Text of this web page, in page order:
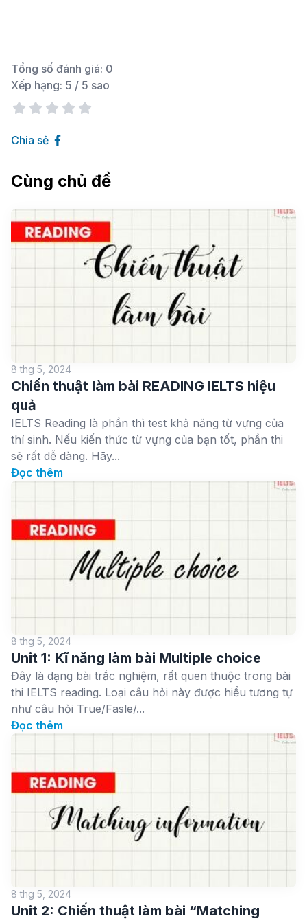
Tổng số đánh giá: 0
Xếp hạng: 5 / 5 sao
Chia sẻ
Cùng chủ đề
8 thg 5, 2024
Chiến thuật làm bài READING IELTS hiệu
quả
IELTS Reading là phần thì test khả năng từ vựng của
thí sinh. Nếu kiến thức từ vựng của bạn tốt, phần thi
sẽ rất dễ dàng. Hãy...
Đọc thêm
8 thg 5, 2024
Unit 1: Kĩ năng làm bài Multiple choice
Đây là dạng bài trắc nghiệm, rất quen thuộc trong bài
thi IELTS reading. Loại câu hỏi này được hiểu tương tự
như câu hỏi True/Fasle/...
Đọc thêm
8 thg 5, 2024
Unit 2: Chiến thuật làm bài “Matching